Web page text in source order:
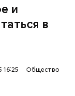
и
в
16:25 Общество